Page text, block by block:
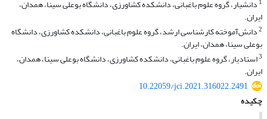
1 دانشیار، گروه علوم باغبانی، دانشکده کشاورزی، دانشگاه بوعلی سینا، همدان،
ایران.
2دانش‌آموخته کارشناسی ارشد، گروه علوم باغبانی، دانشکده کشاورزی، دانشگاه
بوعلی سینا، همدان، ایران.
3استادیار، گروه علوم باغبانی، دانشکده کشاورزی، دانشگاه بوعلی سینا، همدان،
ایران.
10.22059/jci.2021.316022.2491
چکیده